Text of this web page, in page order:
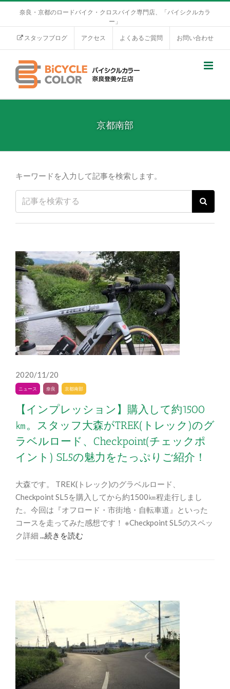
奈良・京都のロードバイク・クロスバイク専門店、「バイシクルカラ
ー」
スタッフブログ アクセス よくあるご質問 お問い合わせ
京都南部
キーワードを入力して記事を検索します。
Search
2020/11/20
ニュース 奈良 京都南部
【インプレッション】購入して約1500
㎞。スタッフ大森がTREK(トレック)のグ
ラベルロード、Checkpoint(チェックポ
イント) SL5の魅力をたっぷりご紹介！
大森です。 TREK(トレック)のグラベルロード、
Checkpoint SL5を購入してから約1500㎞程走行しまし
た。今回は『オフロード・市街地・自転車道』といった
コースを走ってみた感想です！ ※Checkpoint SL5のスペッ
ク詳細 ...続きを読む